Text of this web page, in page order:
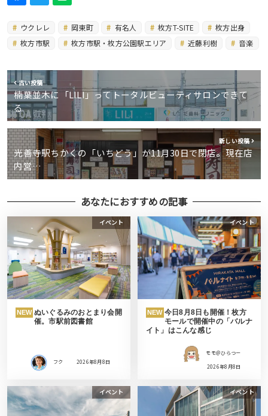
ウクレレ 岡東町 有名人 枚方T-SITE
枚方出身
枚方市駅
枚方市駅・枚方公園駅エリア 近藤利樹 音楽
古い投稿
楠葉並木に「LILI」ってトータルビューティサロンできて
る
新しい投稿
光善寺駅ちかくの「いちどう」が11月30日で閉店。現在店
内営…
あなたにおすすめの記事
イベント
NEW ぬいぐるみのおとまり会開
催。市駅前図書館
フク 2026年8月8日
イベント
NEW 今日8月8日も開催！枚方
モールで開催中の「バルナ
イト」はこんな感じ
モモ＠ひらつー
2026年8月8日
イベント イベント